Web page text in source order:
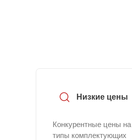
Низкие цены
Конкурентные цены
типы комплектующих